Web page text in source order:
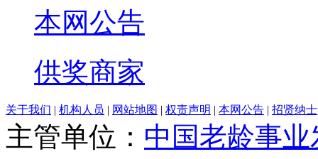
本网公告
供奖商家
关于我们 | 机构人员 | 网站地图 | 权责声明 | 本网公告 | 招贤纳士
主管单位： 中国老龄事